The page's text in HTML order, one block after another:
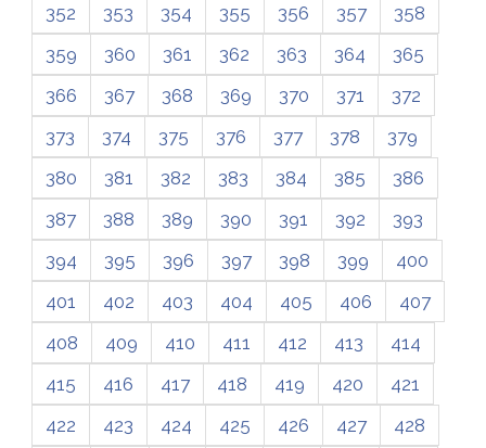
352
353 354 355 356 357
358
359
360 361 362 363 364
365
366
367 368 369 370 371
372
373
374 375 376 377 378
379
380
381 382 383 384 385
386
387
388 389 390 391 392
393
394
395 396 397 398 399
400
401
402 403 404 405 406
407
408
409 410 411 412 413
414
415
416 417 418 419 420
421
422
423 424 425 426 427 428